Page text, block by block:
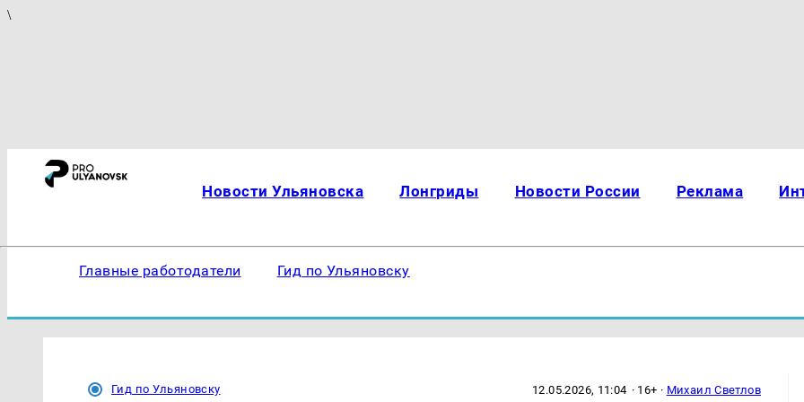
\
Новости Ульяновска Лонгриды Новости России Реклама
Главные работодатели Гид по Ульяновску
Гид по Ульяновску 12.05.2026, 11:04 · 16+ · Михаил Светлов